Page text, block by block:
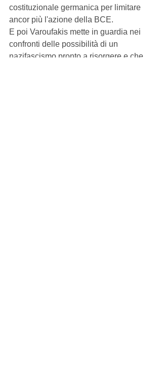
costituzionale germanica per limitare
ancor più l'azione della BCE.
E poi Varoufakis mette in guardia nei
confronti delle possibilità di un
nazifascismo pronto a risorgere e che